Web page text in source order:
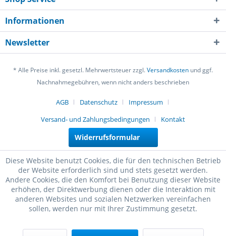
Informationen
Newsletter
* Alle Preise inkl. gesetzl. Mehrwertsteuer zzgl.Versandkosten und ggf.
Nachnahmegebühren, wenn nicht anders beschrieben
AGB Datenschutz
Impressum
Versand- und Zahlungsbedingungen
Kontakt
Widerrufsformular
Diese Website benutzt Cookies, die für den technischen Betrieb
der Website erforderlich sind und stets gesetzt werden.
Andere Cookies, die den Komfort bei Benutzung dieser Website
erhöhen, der Direktwerbung dienen oder die Interaktion mit
anderen Websites und sozialen Netzwerken vereinfachen
sollen, werden nur mit Ihrer Zustimmung gesetzt.